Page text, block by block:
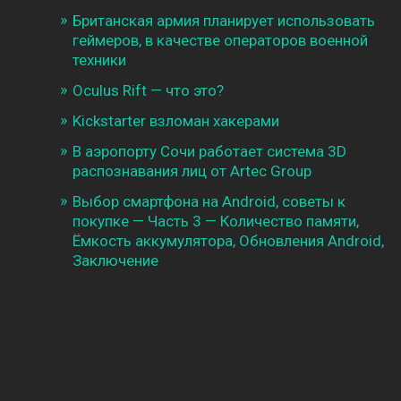
Британская армия планирует использовать
геймеров, в качестве операторов военной
техники
Oculus Rift — что это?
Kickstarter взломан хакерами
В аэропорту Сочи работает система 3D
распознавания лиц от Artec Group
Выбор смартфона на Android, советы к
покупке — Часть 3 — Количество памяти,
Ёмкость аккумулятора, Обновления Android,
Заключение